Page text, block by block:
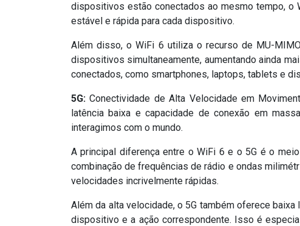
dispositivos estão conectados ao mesmo tempo, o
estável e rápida para cada dispositivo.
Além disso, o WiFi 6 utiliza o recurso de MU-
dispositivos simultaneamente, aumentando ainda
conectados, como smartphones, laptops, tablets e
5G: Conectividade de Alta Velocidade em
latência baixa e capacidade de conexão em
interagimos com o mundo.
A principal diferença entre o WiFi 6 e o 5G é o
combinação de frequências de rádio e ondas
velocidades incrivelmente rápidas.
Além da alta velocidade, o 5G também oferece
dispositivo e a ação correspondente. Isso é